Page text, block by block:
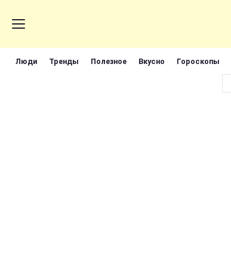
Люди Тренды Полезное Вкусно Гороскопы